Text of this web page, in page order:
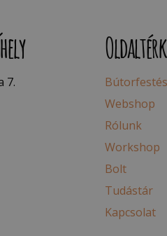
7.
Webshop
Rólunk
Workshop
Bolt
Tudástár
Kapcsolat